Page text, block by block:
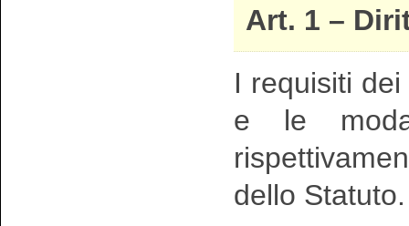
Art. 1 –
I requisiti
e le
dello Statuto.